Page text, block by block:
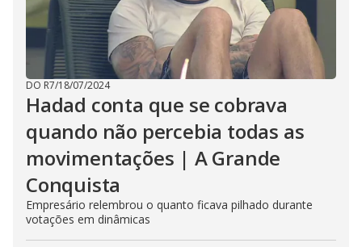
DO R7/18/07/2024
Hadad conta que se cobrava
quando não percebia todas as
movimentações | A Grande
Conquista
Empresário relembrou o quanto ficava pilhado durante
votações em dinâmicas